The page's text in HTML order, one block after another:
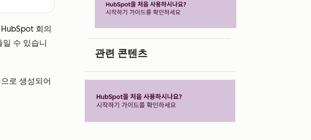
HubSpot 회의
수 있습니
로 생성되어
관련 콘텐츠